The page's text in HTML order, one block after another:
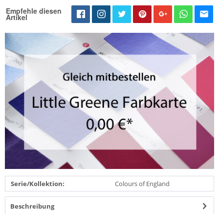
Empfehle diesen
Artikel
Serie/Kollektion: Colours of England
Beschreibung